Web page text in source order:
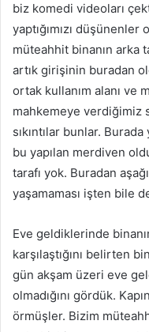
biz komedi videoları
yaptığımızı
müteahhit binanın arka
artık girişinin buradan
ortak kullanım alanı ve
mahkemeye verdiğimiz
sıkıntılar bunlar.
bu yapılan merdiven
tarafı yok. Buradan
yaşamaması işten bile
Eve geldiklerinde
karşılaştığını belirten
gün akşam üzeri eve
olmadığını gördük.
örmüşler. Bizim